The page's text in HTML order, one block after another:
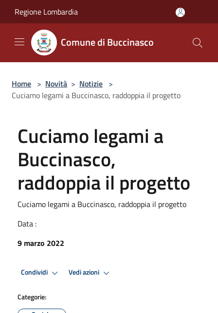
Regione Lombardia
Comune di Buccinasco
Home > Novità > Notizie >
Cuciamo legami a Buccinasco, raddoppia il progetto
Cuciamo legami a
Buccinasco,
raddoppia il progetto
Cuciamo legami a Buccinasco, raddoppia il progetto
Data :
9 marzo 2022
Condividi Vedi azioni
Categorie: